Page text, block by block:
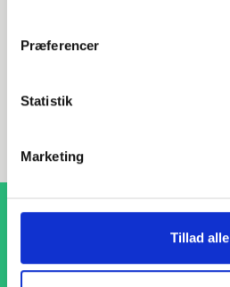
Præferencer
Statistik
Marketing
Tillad alle